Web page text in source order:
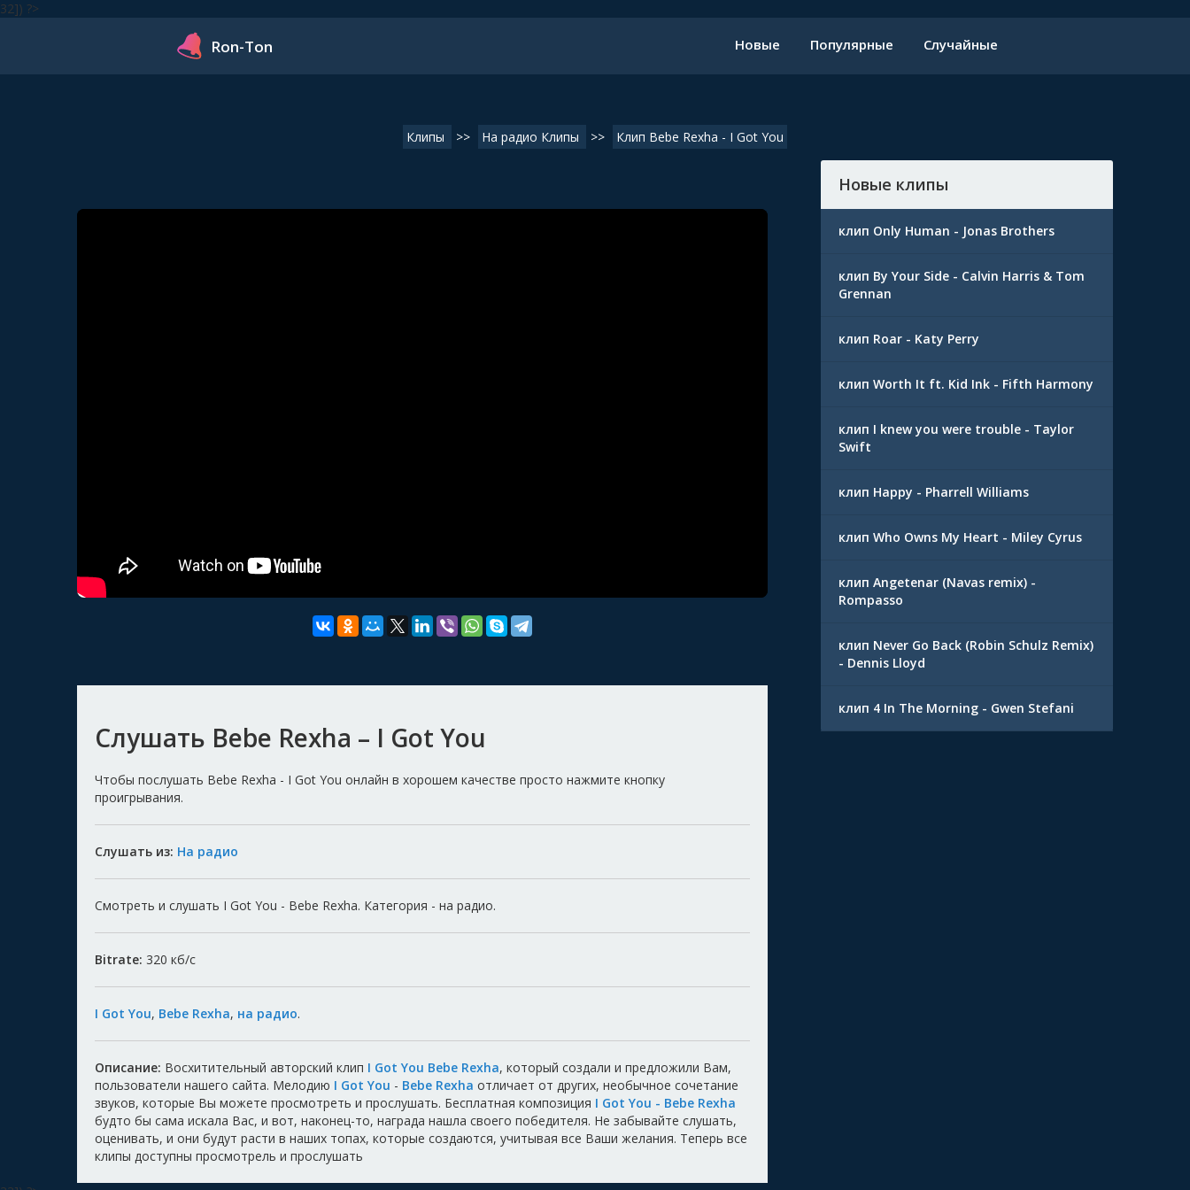
32]) ?>
Ron-Ton Новые Популярные Случайные
Клипы >> На радио Клипы >> Клип Bebe Rexha - I Got You
Слушать Bebe Rexha – I Got You
Чтобы послушать Bebe Rexha - I Got You онлайн в хорошем качестве просто нажмите кнопку
проигрывания.
Слушать из: На радио
Смотреть и слушать I Got You - Bebe Rexha. Категория - на радио.
Bitrate: 320 кб/с
I Got You, Bebe Rexha, на радио.
Описание: Восхитительный авторский клип I Got You Bebe Rexha, который создали и предложили Вам,
пользователи нашего сайта. Мелодию I Got You - Bebe Rexha отличает от других, необычное сочетание
звуков, которые Вы можете просмотреть и прослушать. Бесплатная композиция I Got You - Bebe Rexha
будто бы сама искала Вас, и вот, наконец-то, награда нашла своего победителя. Не забывайте слушать,
оценивать, и они будут расти в наших топах, которые создаются, учитывая все Ваши желания. Теперь все
клипы доступны просмотрель и прослушать
Новые клипы
клип Only Human - Jonas Brothers
клип By Your Side - Calvin Harris & Tom
Grennan
клип Roar - Katy Perry
клип Worth It ft. Kid Ink - Fifth Harmony
клип I knew you were trouble - Taylor
Swift
клип Happy - Pharrell Williams
клип Who Owns My Heart - Miley Cyrus
клип Angetenar (Navas remix) -
Rompasso
клип Never Go Back (Robin Schulz Remix)
- Dennis Lloyd
клип 4 In The Morning - Gwen Stefani